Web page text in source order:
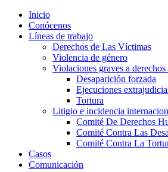
Inicio
Conócenos
Líneas de trabajo
Derechos de Las Víctimas
Violencia de género
Violaciones graves a derechos
Desaparición forzada​
Ejecuciones
Tortura
Litigio e incidencia
Comité De Derechos
Comité Contra Las
Comité Contra La
Casos
Comunicación